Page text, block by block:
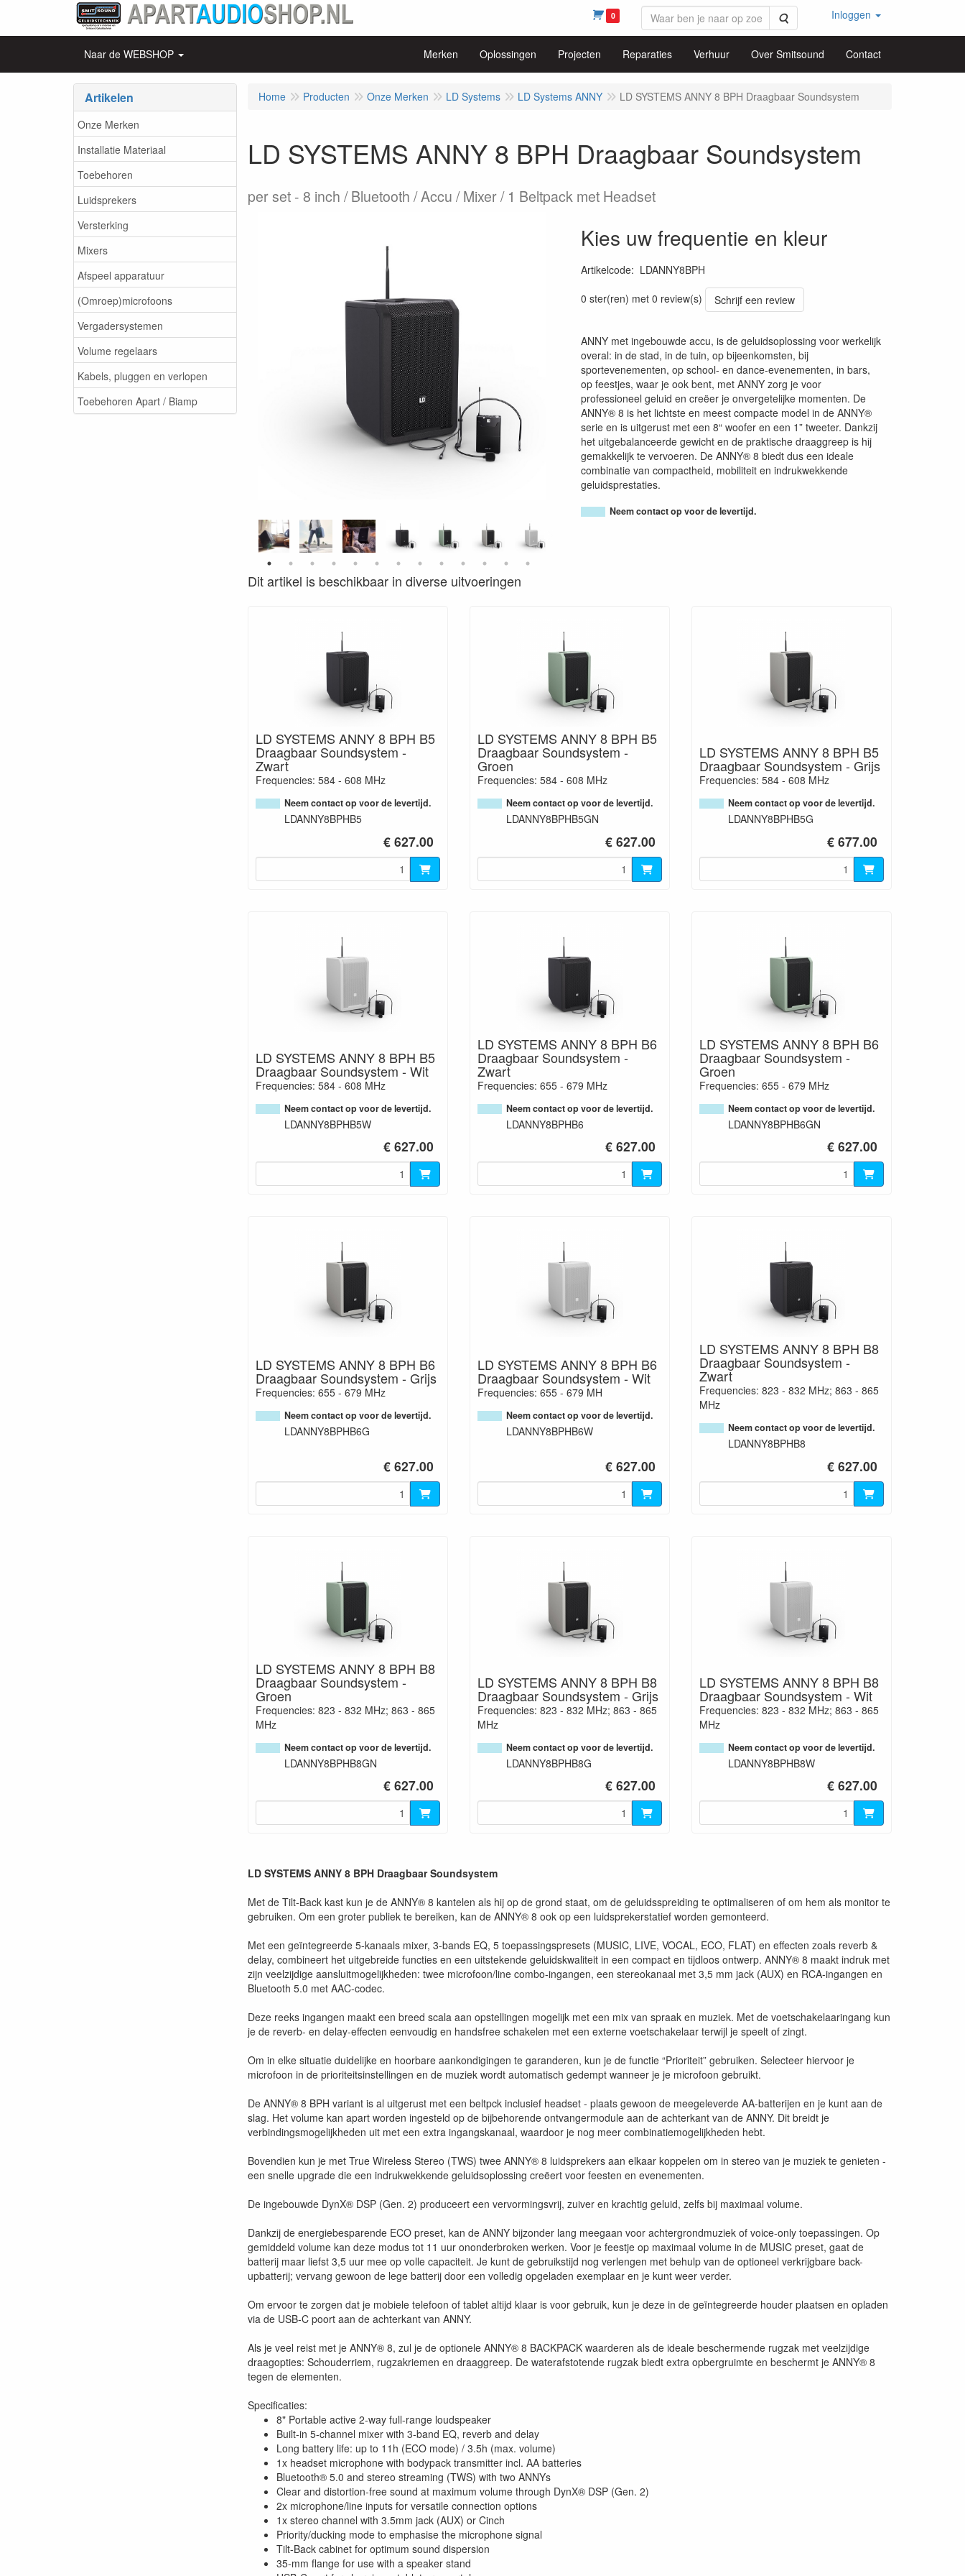
0 Zoeken Inloggen
Naar de WEBSHOP Merken Oplossingen Projecten Reparaties Verhuur Over Smitsound Contact
Artikelen
Onze Merken
Installatie Materiaal
Toebehoren
Luidsprekers
Versterking
Mixers
Afspeel apparatuur
(Omroep)microfoons
Vergadersystemen
Volume regelaars
Kabels, pluggen en verlopen
Toebehoren Apart / Biamp
Home Producten Onze Merken LD Systems LD Systems ANNY LD SYSTEMS ANNY 8 BPH Draagbaar Soundsystem
LD SYSTEMS ANNY 8 BPH Draagbaar Soundsystem
per set 8 inch / Bluetooth / Accu / Mixer / 1 Beltpack met Headset
Kies uw frequentie en kleur
Artikelcode: LDANNY8BPH
0 ster(ren) met 0 review(s)
Schrijf een review
ANNY met ingebouwde accu, is de geluidsoplossing voor werkelijk
overal: in de stad, in de tuin, op bijeenkomsten, bij
sportevenementen, op school- en dance-evenementen, in bars,
op feestjes, waar je ook bent, met ANNY zorg je voor
professioneel geluid en creëer je onvergetelijke momenten. De
ANNY® 8 is het lichtste en meest compacte model in de ANNY®
serie en is uitgerust met een 8“ woofer en een 1” tweeter. Dankzij
het uitgebalanceerde gewicht en de praktische draaggreep is hij
gemakkelijk te vervoeren. De ANNY® 8 biedt dus een ideale
combinatie van compactheid, mobiliteit en indrukwekkende
geluidsprestaties.
Neem contact op voor de levertijd.
Dit artikel is beschikbaar in diverse uitvoeringen
LD SYSTEMS ANNY 8 BPH B5
Draagbaar Soundsystem -
Zwart
Frequencies: 584 - 608 MHz
Neem contact op voor de levertijd.
LDANNY8BPHB5
€ 627.00
LD SYSTEMS ANNY 8 BPH B5
Draagbaar Soundsystem -
Groen
Frequencies: 584 - 608 MHz
Neem contact op voor de levertijd.
LDANNY8BPHB5GN
€ 627.00
LD SYSTEMS ANNY 8 BPH B5
Draagbaar Soundsystem - Grijs
Frequencies: 584 - 608 MHz
Neem contact op voor de levertijd.
LDANNY8BPHB5G
€ 677.00
LD SYSTEMS ANNY 8 BPH B5
Draagbaar Soundsystem - Wit
Frequencies: 584 - 608 MHz
Neem contact op voor de levertijd.
LDANNY8BPHB5W
€ 627.00
LD SYSTEMS ANNY 8 BPH B6
Draagbaar Soundsystem -
Zwart
Frequencies: 655 - 679 MHz
Neem contact op voor de levertijd.
LDANNY8BPHB6
€ 627.00
LD SYSTEMS ANNY 8 BPH B6
Draagbaar Soundsystem -
Groen
Frequencies: 655 - 679 MHz
Neem contact op voor de levertijd.
LDANNY8BPHB6GN
€ 627.00
LD SYSTEMS ANNY 8 BPH B6
Draagbaar Soundsystem - Grijs
Frequencies: 655 - 679 MHz
Neem contact op voor de levertijd.
LDANNY8BPHB6G
€ 627.00
LD SYSTEMS ANNY 8 BPH B6
Draagbaar Soundsystem - Wit
Frequencies: 655 - 679 MH
Neem contact op voor de levertijd.
LDANNY8BPHB6W
€ 627.00
LD SYSTEMS ANNY 8 BPH B8
Draagbaar Soundsystem -
Zwart
Frequencies: 823 - 832 MHz; 863 - 865
MHz
Neem contact op voor de levertijd.
LDANNY8BPHB8
€ 627.00
LD SYSTEMS ANNY 8 BPH B8
Draagbaar Soundsystem -
Groen
Frequencies: 823 - 832 MHz; 863 - 865
MHz
Neem contact op voor de levertijd.
LDANNY8BPHB8GN
€ 627.00
LD SYSTEMS ANNY 8 BPH B8
Draagbaar Soundsystem - Grijs
Frequencies: 823 - 832 MHz; 863 - 865
MHz
Neem contact op voor de levertijd.
LDANNY8BPHB8G
€ 627.00
LD SYSTEMS ANNY 8 BPH B8
Draagbaar Soundsystem - Wit
Frequencies: 823 - 832 MHz; 863 - 865
MHz
Neem contact op voor de levertijd.
LDANNY8BPHB8W
€ 627.00
LD SYSTEMS ANNY 8 BPH Draagbaar Soundsystem
Met de Tilt-Back kast kun je de ANNY® 8 kantelen als hij op de grond staat, om de geluidsspreiding te optimaliseren of om hem als monitor te
gebruiken. Om een groter publiek te bereiken, kan de ANNY® 8 ook op een luidsprekerstatief worden gemonteerd.
Met een geïntegreerde 5-kanaals mixer, 3-bands EQ, 5 toepassingspresets (MUSIC, LIVE, VOCAL, ECO, FLAT) en effecten zoals reverb &
delay, combineert het uitgebreide functies en een uitstekende geluidskwaliteit in een compact en tijdloos ontwerp. ANNY® 8 maakt indruk met
zijn veelzijdige aansluitmogelijkheden: twee microfoon/line combo-ingangen, een stereokanaal met 3,5 mm jack (AUX) en RCA-ingangen en
Bluetooth 5.0 met AAC-codec.
Deze reeks ingangen maakt een breed scala aan opstellingen mogelijk met een mix van spraak en muziek. Met de voetschakelaaringang kun
je de reverb- en delay-effecten eenvoudig en handsfree schakelen met een externe voetschakelaar terwijl je speelt of zingt.
Om in elke situatie duidelijke en hoorbare aankondigingen te garanderen, kun je de functie “Prioriteit” gebruiken. Selecteer hiervoor je
microfoon in de prioriteitsinstellingen en de muziek wordt automatisch gedempt wanneer je je microfoon gebruikt.
De ANNY® 8 BPH variant is al uitgerust met een beltpck inclusief headset - plaats gewoon de meegeleverde AA-batterijen en je kunt aan de
slag. Het volume kan apart worden ingesteld op de bijbehorende ontvangermodule aan de achterkant van de ANNY. Dit breidt je
verbindingsmogelijkheden uit met een extra ingangskanaal, waardoor je nog meer combinatiemogelijkheden hebt.
Bovendien kun je met True Wireless Stereo (TWS) twee ANNY® 8 luidsprekers aan elkaar koppelen om in stereo van je muziek te genieten -
een snelle upgrade die een indrukwekkende geluidsoplossing creëert voor feesten en evenementen.
De ingebouwde DynX® DSP (Gen. 2) produceert een vervormingsvrij, zuiver en krachtig geluid, zelfs bij maximaal volume.
Dankzij de energiebesparende ECO preset, kan de ANNY bijzonder lang meegaan voor achtergrondmuziek of voice-only toepassingen. Op
gemiddeld volume kan deze modus tot 11 uur ononderbroken werken. Voor je feestje op maximaal volume in de MUSIC preset, gaat de
batterij maar liefst 3,5 uur mee op volle capaciteit. Je kunt de gebruikstijd nog verlengen met behulp van de optioneel verkrijgbare back-
upbatterij; vervang gewoon de lege batterij door een volledig opgeladen exemplaar en je kunt weer verder.
Om ervoor te zorgen dat je mobiele telefoon of tablet altijd klaar is voor gebruik, kun je deze in de geïntegreerde houder plaatsen en opladen
via de USB-C poort aan de achterkant van ANNY.
Als je veel reist met je ANNY® 8, zul je de optionele ANNY® 8 BACKPACK waarderen als de ideale beschermende rugzak met veelzijdige
draagopties: Schouderriem, rugzakriemen en draaggreep. De waterafstotende rugzak biedt extra opbergruimte en beschermt je ANNY® 8
tegen de elementen.
Specificaties:
8" Portable active 2-way full-range loudspeaker
Built-in 5-channel mixer with 3-band EQ, reverb and delay
Long battery life: up to 11h (ECO mode) / 3.5h (max. volume)
1x headset microphone with bodypack transmitter incl. AA batteries
Bluetooth® 5.0 and stereo streaming (TWS) with two ANNYs
Clear and distortion-free sound at maximum volume through DynX® DSP (Gen. 2)
2x microphone/line inputs for versatile connection options
1x stereo channel with 3.5mm jack (AUX) or Cinch
Priority/ducking mode to emphasise the microphone signal
Tilt-Back cabinet for optimum sound dispersion
35-mm flange for use with a speaker stand